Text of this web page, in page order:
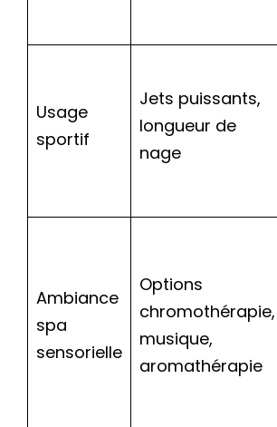
Usage
sportif
Jets puissants,
longueur de
nage
Ambiance
spa
sensorielle
Options
chromothérapie,
musique,
aromathérapie